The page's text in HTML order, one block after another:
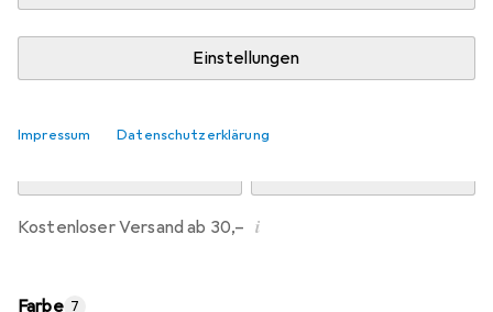
Einstellungen
Impressum Datenschutzerklärung
FR
Kostenloser Versand ab 30,– i
Farbe 7